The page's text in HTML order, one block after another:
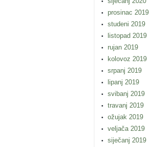
prosinac 2019
studeni 2019
listopad 2019
rujan 2019
kolovoz 2019
srpanj 2019
lipanj 2019
svibanj 2019
travanj 2019
ožujak 2019
veljača 2019
siječanj 2019